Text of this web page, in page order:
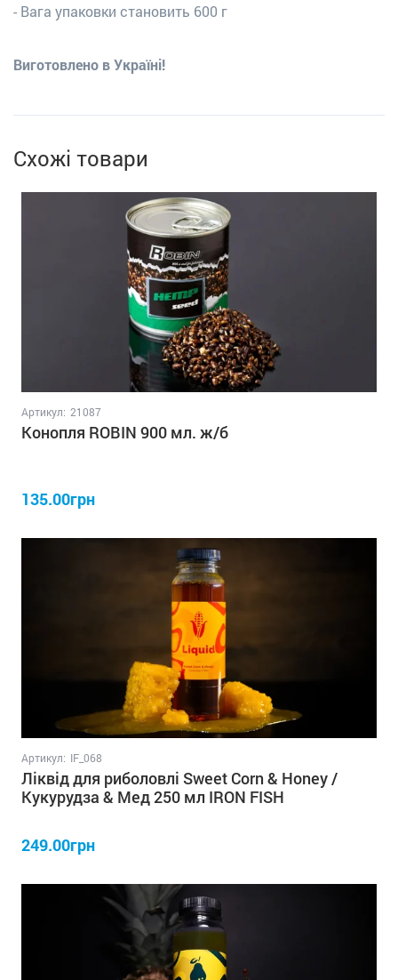
- Вага упаковки становить 600 г
Виготовлено в Україні!
Схожі товари
Артикул: 21087
Конопля ROBIN 900 мл. ж/б
135.00грн
Артикул: IF_068
Ліквід для риболовлі Sweet Corn & Honey /
Кукурудза & Мед 250 мл IRON FISH
249.00грн